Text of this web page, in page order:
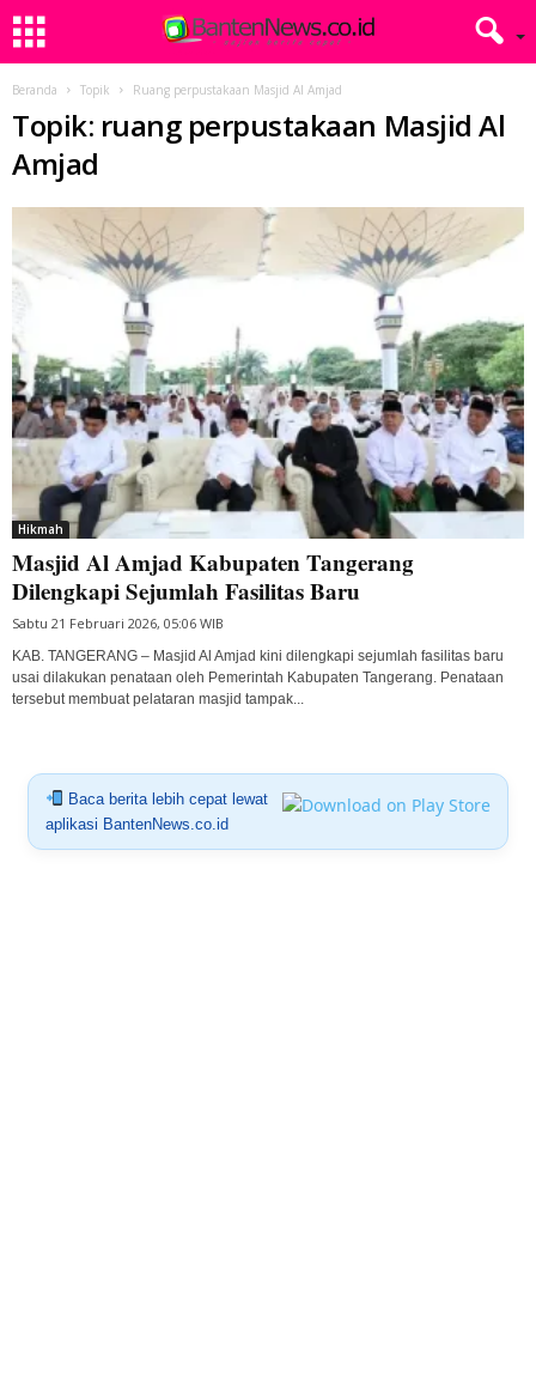
Beranda Topik Ruang perpustakaan Masjid Al Amjad
Topik: ruang perpustakaan Masjid Al
Amjad
Hikmah
Masjid Al Amjad Kabupaten Tangerang
Dilengkapi Sejumlah Fasilitas Baru
Sabtu 21 Februari 2026, 05:06 WIB
KAB. TANGERANG – Masjid Al Amjad kini dilengkapi sejumlah fasilitas baru
usai dilakukan penataan oleh Pemerintah Kabupaten Tangerang. Penataan
tersebut membuat pelataran masjid tampak...
Baca berita lebih cepat lewat
aplikasi BantenNews.co.id